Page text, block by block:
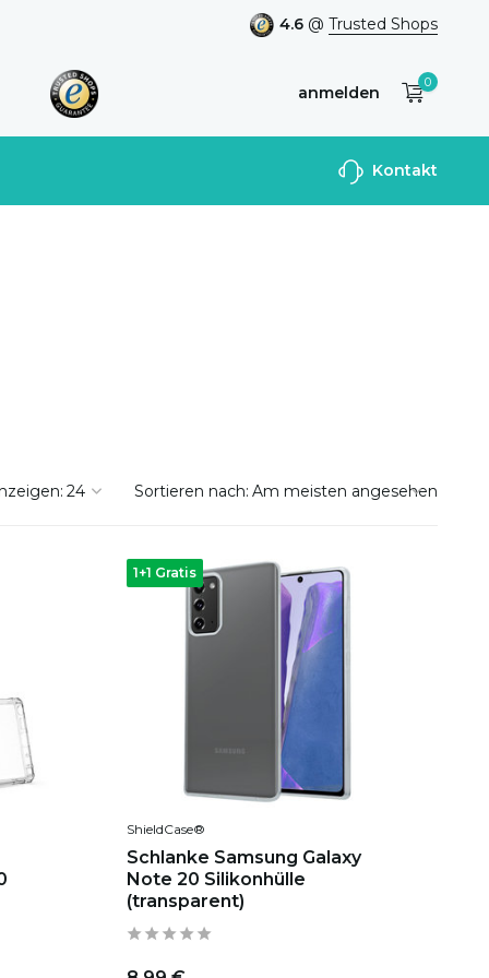
4.6 @ Trusted Shops
anmelden
Benutzerkonto
0
Kontakt
Sortieren nach:
1+1 Gratis
ShieldCase®
Schlanke Samsung Galaxy
Note 20 Silikonhülle
(transparent)